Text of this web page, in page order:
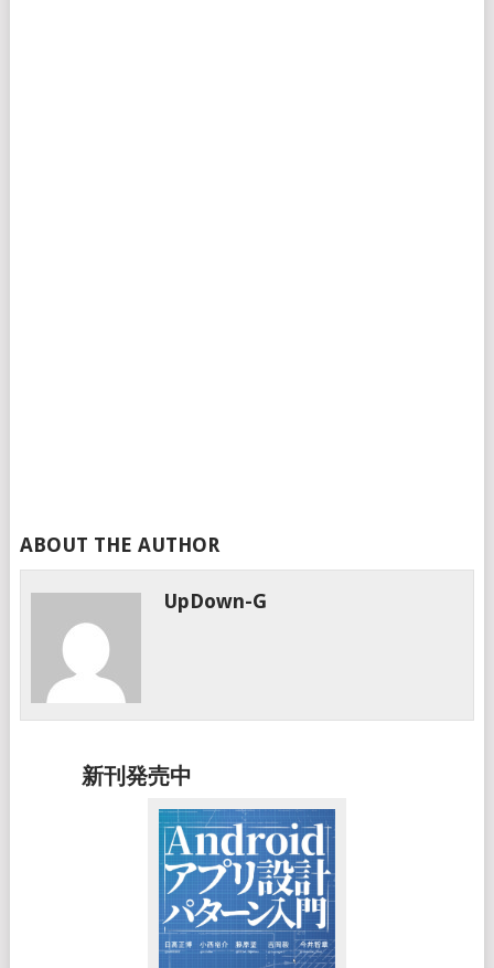
ABOUT THE AUTHOR
UpDown-G
新刊発売中